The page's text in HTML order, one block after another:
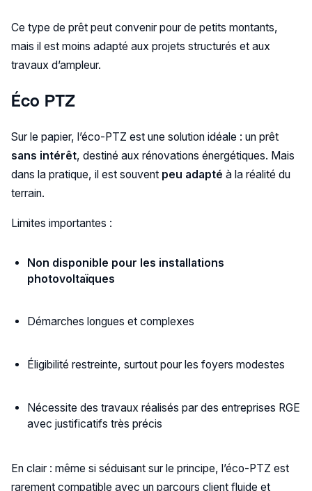
Ce type de prêt peut convenir pour de petits montants,
mais il est moins adapté aux projets structurés et aux
travaux d’ampleur.
Éco PTZ
Sur le papier, l’éco-PTZ est une solution idéale : un prêt
sans intérêt, destiné aux rénovations énergétiques. Mais
dans la pratique, il est souvent peu adapté à la réalité du
terrain.
Limites importantes :
Non disponible pour les installations
photovoltaïques
Démarches longues et complexes
Éligibilité restreinte, surtout pour les foyers modestes
Nécessite des travaux réalisés par des entreprises RGE
avec justificatifs très précis
En clair : même si séduisant sur le principe, l’éco-PTZ est
rarement compatible avec un parcours client fluide et